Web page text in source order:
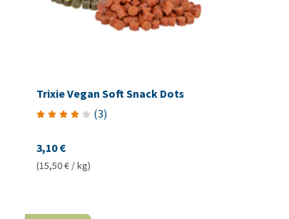
Trixie Vegan Soft Snack Dots
(3)
3,10 €
(15,50 € / kg)